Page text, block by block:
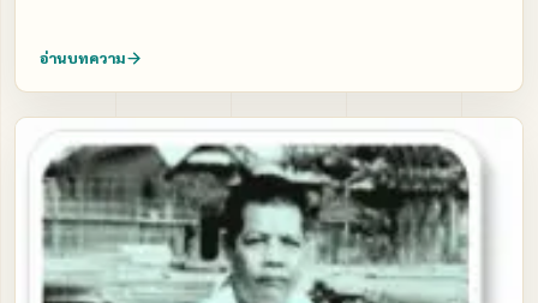
ลามกนัก ดูแล้วก็น่าทุเรศ!!! เราต้องพิจารณาดูสัตว์จำพวกนี้
นอน ยืน เดิน ให้คอยตรึก ………"
อ่านบทความ